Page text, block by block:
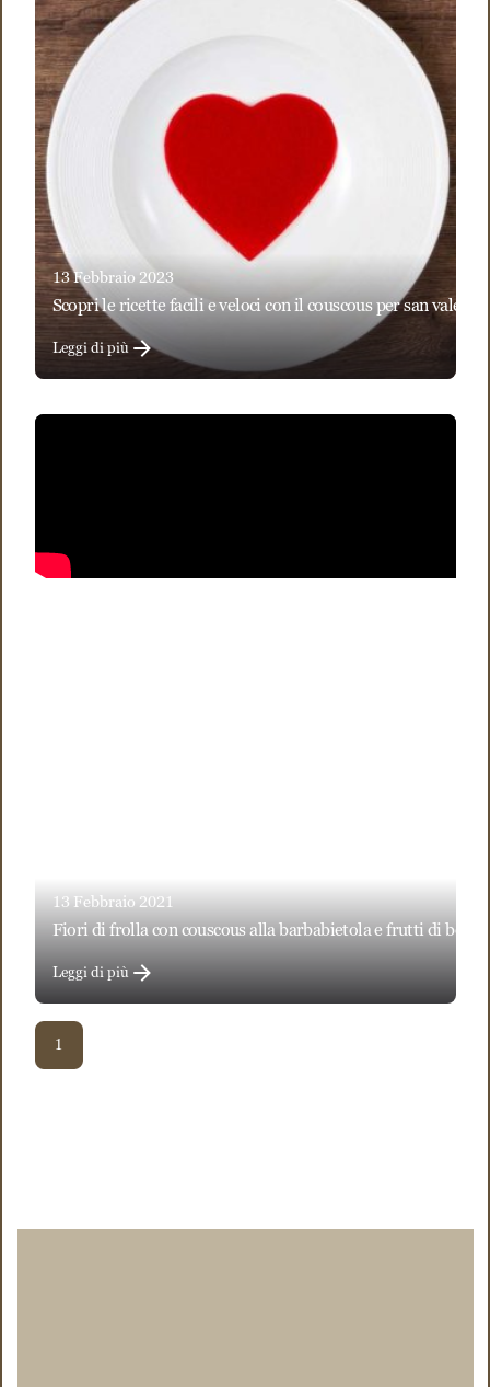
13 Febbraio 2023
scopri le ricette facili e veloci con il couscous per san
Leggi di più
13 Febbraio 2021
fiori di frolla con couscous alla barbabietola e frutti di bosco
Leggi di più
1